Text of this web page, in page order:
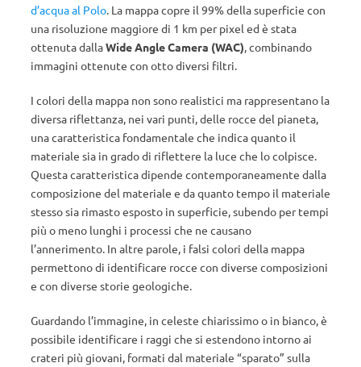
d’acqua al Polo. La mappa copre il 99% della superficie con
una risoluzione maggiore di 1 km per pixel ed è stata
ottenuta dallaWide Angle Camera (WAC), combinando
immagini ottenute con otto diversi filtri.
I colori della mappa non sono realistici ma rappresentano la
diversa riflettanza, nei vari punti, delle rocce del pianeta,
una caratteristica fondamentale che indica quanto il
materiale sia in grado di riflettere la luce che lo colpisce.
Questa caratteristica dipende contemporaneamente dalla
composizione del materiale e da quanto tempo il materiale
stesso sia rimasto esposto in superficie, subendo per tempi
più o meno lunghi i processi che ne causano
l’annerimento. In altre parole, i falsi colori della mappa
permettono di identificare rocce con diverse composizioni
e con diverse storie geologiche.
Guardando l’immagine, in celeste chiarissimo o in bianco, è
possibile identificare i raggi che si estendono intorno ai
crateri più giovani, formati dal materiale “sparato” sulla